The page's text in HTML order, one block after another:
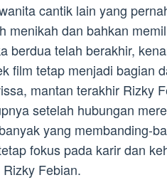
cantik lain yang
menikah dan bahkan
berdua telah berakhir,
film tetap menjadi bagian
mantan terakhir Rizky
setelah hubungan
yang membanding-
fokus pada karir dan
Febian.